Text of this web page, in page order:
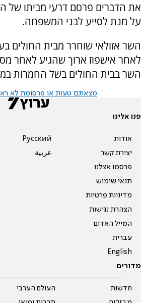
את הדברים פרסם דרעי מביתו של
על מנת לסייע לבני המשפחה.
השר אזולאי שוחרר מבית החולים
לאחר אישפוז ארוך שהגיע לאחר
השר בבית החולים בשל החמרות
מצאתם טעות או פרסומת לא
פנו אלינו
אודות
יצירת קשר
פרסמו אצלנו
תנאי שימוש
מדיניות פרטיות
הצהרת נגישות
המייל האדום
עברית
English
Pусский
عربية
מדורים
חדשות
העולם הערבי